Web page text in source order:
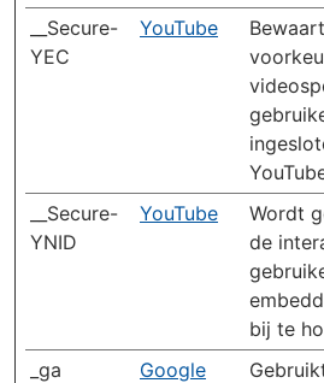
__Secure-
YEC
YouTube
__Secure-
YNID
YouTube
Wordt
de
bij te
_ga Google